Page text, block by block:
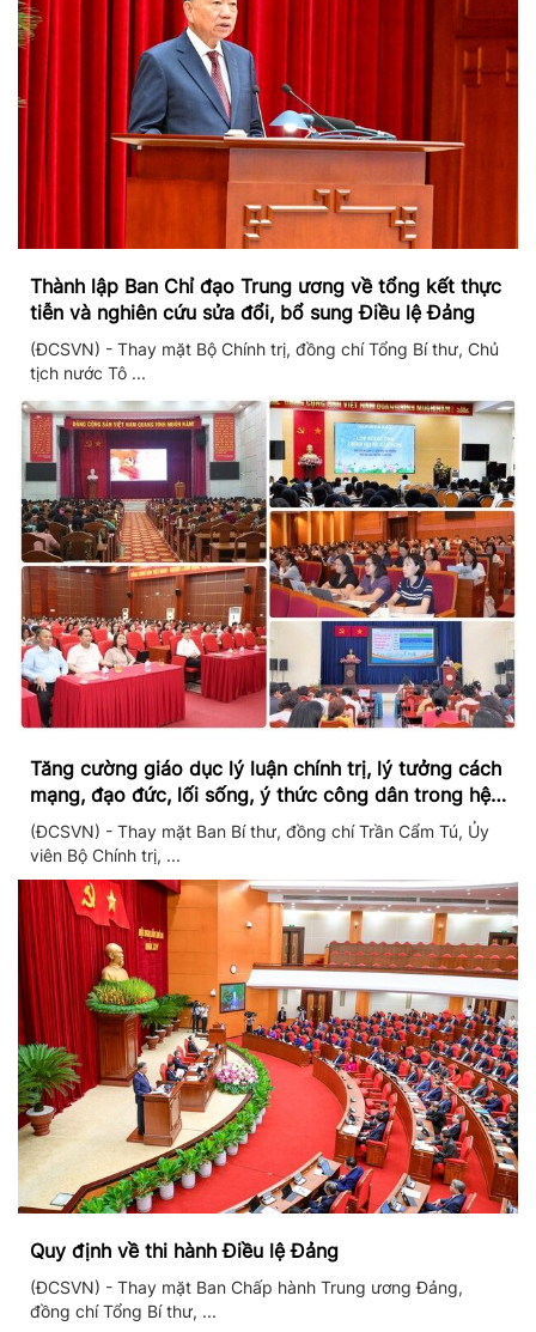
Thành lập Ban Chỉ đạo Trung ương về tổng kết thực
tiễn và nghiên cứu sửa đổi, bổ sung Điều lệ Đảng
(ĐCSVN) - Thay mặt Bộ Chính trị, đồng chí Tổng Bí thư, Chủ
tịch nước Tô ...
Tăng cường giáo dục lý luận chính trị, lý tưởng cách
mạng, đạo đức, lối sống, ý thức công dân trong hệ
thống giáo dục quốc dân
(ĐCSVN) - Thay mặt Ban Bí thư, đồng chí Trần Cẩm Tú, Ủy
viên Bộ Chính trị, ...
Quy định về thi hành Điều lệ Đảng
(ĐCSVN) - Thay mặt Ban Chấp hành Trung ương Đảng,
đồng chí Tổng Bí thư, ...